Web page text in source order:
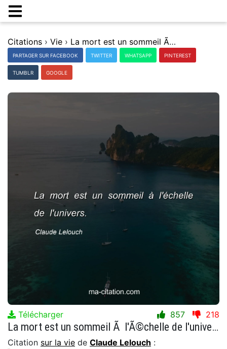
Citations › Vie › La mort est un sommeil Ã l'Ã©chelle de l'univers.
PARTAGER SUR FACEBOOK TWITTER WHATSAPP PINTEREST
TUMBLR GOOGLE
Télécharger 857 218
La mort est un sommeil Ã l'Ã©chelle de l'univers.
Citation sur la vie de Claude Lelouch :